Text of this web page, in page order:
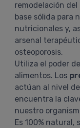
remodelación del
base sólida para
nutricionales y,
arsenal
osteoporosis.
Utiliza el poder
alimentos. Los
actúan al nivel
encuentra la
nuestro
Es 100% natural,